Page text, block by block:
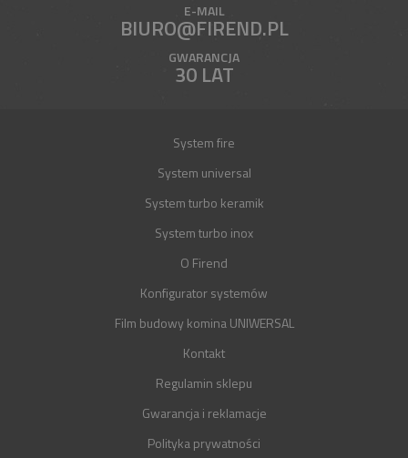
E-MAIL
BIURO@FIREND.PL
GWARANCJA
30 LAT
System fire
System universal
System turbo keramik
System turbo inox
O Firend
Konfigurator systemów
Film budowy komina UNIWERSAL
Kontakt
Regulamin sklepu
Gwarancja i reklamacje
Polityka prywatności